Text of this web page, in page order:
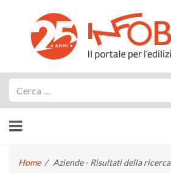
Home / Aziende - Risultati della ricerca